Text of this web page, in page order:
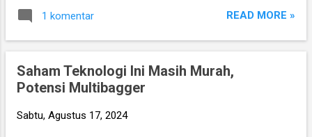
September seandainya The Fed tidak jadi
turunkan suku bunga? Apakah harus jual dulu
Planning berisi kumpulan 30 analisa saham
pilihan edisi terbaru Q2 2024 sudah terbit
jawab saham/konsultasi portofolio, langsung
1 komentar READ MORE »
Saham Teknologi Ini Masih Murah,
Potensi Multibagger
Sabtu, Agustus 17, 2024